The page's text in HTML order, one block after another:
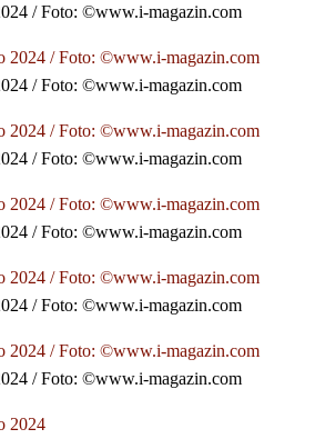
/ Foto: ©www.i-magazin.com
/ Foto: ©www.i-magazin.com
/ Foto: ©www.i-magazin.com
/ Foto: ©www.i-magazin.com
/ Foto: ©www.i-magazin.com
/ Foto: ©www.i-magazin.com